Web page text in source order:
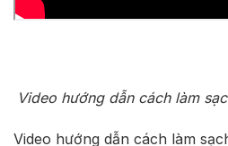
Video hướng dẫn cách làm
Video hướng dẫn cách làm